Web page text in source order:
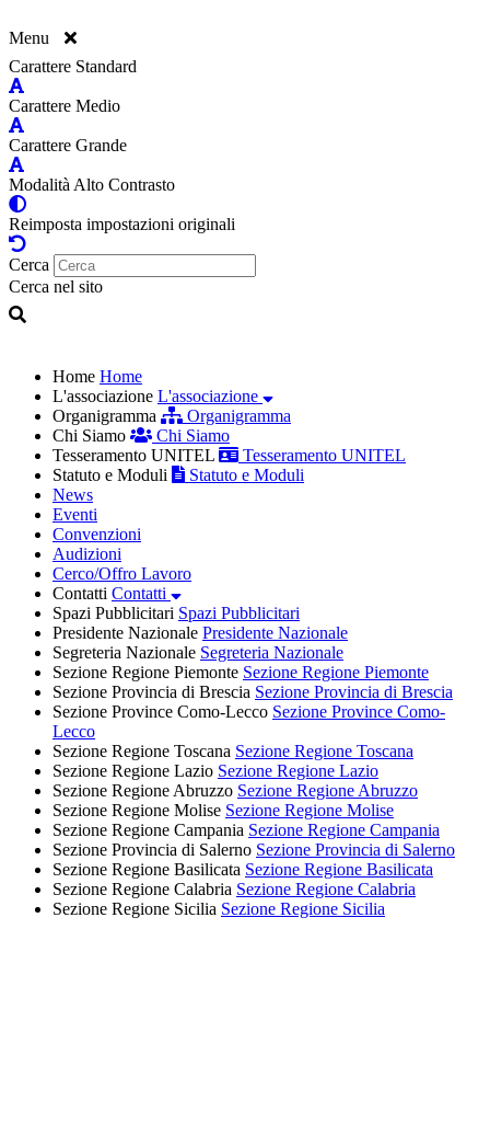
Menu
Carattere Standard
Carattere Medio
Carattere Grande
Modalità Alto Contrasto
Reimposta impostazioni originali
Cerca
Cerca nel sito
Home Home
L'associazione L'associazione
Organigramma
Organigramma
Chi Siamo
Chi Siamo
Tesseramento UNITEL
Tesseramento UNITEL
Statuto e Moduli
Statuto e Moduli
News
Eventi
Convenzioni
Audizioni
Cerco/Offro Lavoro
Contatti Contatti
Spazi Pubblicitari Spazi Pubblicitari
Presidente Nazionale Presidente Nazionale
Segreteria Nazionale Segreteria Nazionale
Sezione Regione Piemonte Sezione Regione Piemonte
Sezione Provincia di Brescia Sezione Provincia di Brescia
Sezione Province Como-Lecco Sezione Province Como-
Lecco
Sezione Regione Toscana Sezione Regione Toscana
Sezione Regione Lazio Sezione Regione Lazio
Sezione Regione Abruzzo Sezione Regione Abruzzo
Sezione Regione Molise Sezione Regione Molise
Sezione Regione Campania Sezione Regione Campania
Sezione Provincia di Salerno Sezione Provincia di Salerno
Sezione Regione Basilicata Sezione Regione Basilicata
Sezione Regione Calabria Sezione Regione Calabria
Sezione Regione Sicilia Sezione Regione Sicilia